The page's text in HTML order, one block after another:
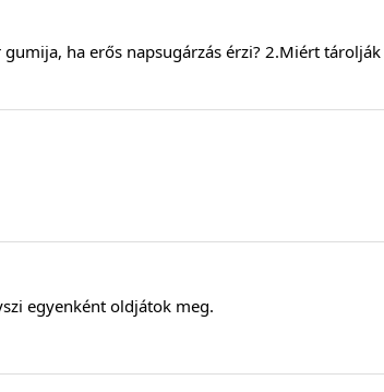
ha erős napsugárzás érzi? 2.Miért
egyenként oldjátok meg.